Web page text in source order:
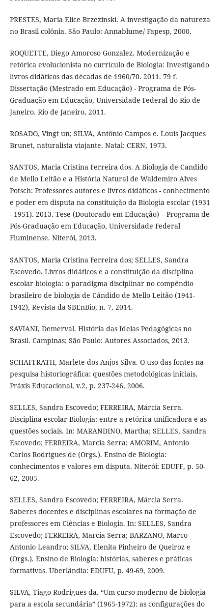
PRESTES, Maria Elice Brzezinski. A investigação da natureza
no Brasil colônia. São Paulo: Annablume/ Fapesp, 2000.
ROQUETTE, Diego Amoroso Gonzalez. Modernização e
retórica evolucionista no currículo de Biologia: Investigando
livros didáticos das décadas de 1960/70. 2011. 79 f.
Dissertação (Mestrado em Educação) - Programa de Pós-
Graduação em Educação, Universidade Federal do Rio de
Janeiro. Rio de Janeiro, 2011.
ROSADO, Vingt un; SILVA, Antônio Campos e. Louis Jacques
Brunet, naturalista viajante. Natal: CERN, 1973.
SANTOS, Maria Cristina Ferreira dos. A Biologia de Candido
de Mello Leitão e a História Natural de Waldemiro Alves
Potsch: Professores autores e livros didáticos - conhecimento
e poder em disputa na constituição da Biologia escolar (1931
- 1951). 2013. Tese (Doutorado em Educação) – Programa de
Pós-Graduação em Educação, Universidade Federal
Fluminense. Niterói, 2013.
SANTOS, Maria Cristina Ferreira dos; SELLES, Sandra
Escovedo. Livros didáticos e a constituição da disciplina
escolar biologia: o paradigma disciplinar no compêndio
brasileiro de biologia de Cândido de Mello Leitão (1941-
1942), Revista da SBEnBio, n. 7, 2014.
SAVIANI, Demerval. História das Ideias Pedagógicas no
Brasil. Campinas; São Paulo: Autores Associados, 2013.
SCHAFFRATH, Marlete dos Anjos Silva. O uso das fontes na
pesquisa historiográfica: questões metodológicas iniciais,
Práxis Educacional, v.2, p. 237-246, 2006.
SELLES, Sandra Escovedo; FERREIRA, Márcia Serra.
Disciplina escolar Biologia: entre a retórica unificadora e as
questões sociais. In: MARANDINO, Martha; SELLES, Sandra
Escovedo; FERREIRA, Marcia Serra; AMORIM, Antonio
Carlos Rodrigues de (Orgs.). Ensino de Biologia:
conhecimentos e valores em disputa. Niterói: EDUFF, p. 50-
62, 2005.
SELLES, Sandra Escovedo; FERREIRA, Márcia Serra.
Saberes docentes e disciplinas escolares na formação de
professores em Ciências e Biologia. In: SELLES, Sandra
Escovedo; FERREIRA, Marcia Serra; BARZANO, Marco
Antonio Leandro; SILVA, Elenita Pinheiro de Queiroz e
(Orgs.). Ensino de Biologia: histórias, saberes e práticas
formativas. Uberlândia: EDUFU, p. 49-69, 2009.
SILVA, Tiago Rodrigues da. “Um curso moderno de biologia
para a escola secundária” (1965-1972): as configurações do